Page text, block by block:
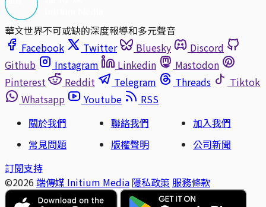
華文世界不可或缺的深度報導和多元聲音
Facebook
Twitter Bluesky
Discord
Github
Instagram Linkedin
Mastodon
Pinterest
Reddit Telegram Threads
Tiktok
Whatsapp
Youtube
RSS
關於我們
聯絡我們
加入我們
常見問題
版權聲明
公司新聞
訂閱支持
©2026 端傳媒 Initium Media 隱私政策 服務條款